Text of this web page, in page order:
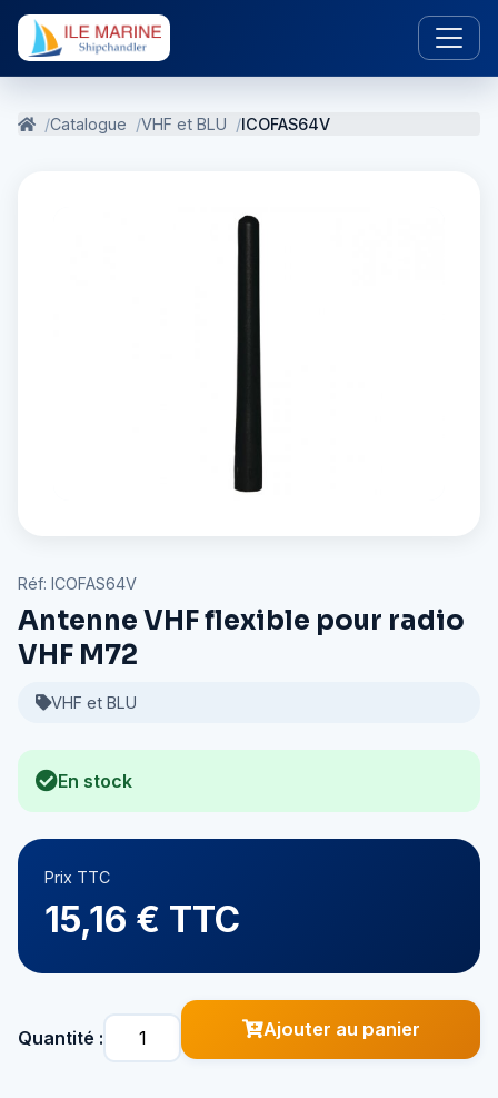
Catalogue VHF et BLU ICOFAS64V
Réf: ICOFAS64V
Antenne VHF flexible pour radio
VHF M72
VHF et BLU
En stock
Prix TTC
15,16 € TTC
Quantité : Ajouter au panier